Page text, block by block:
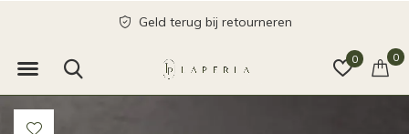
0 0
Geld terug bij retourneren